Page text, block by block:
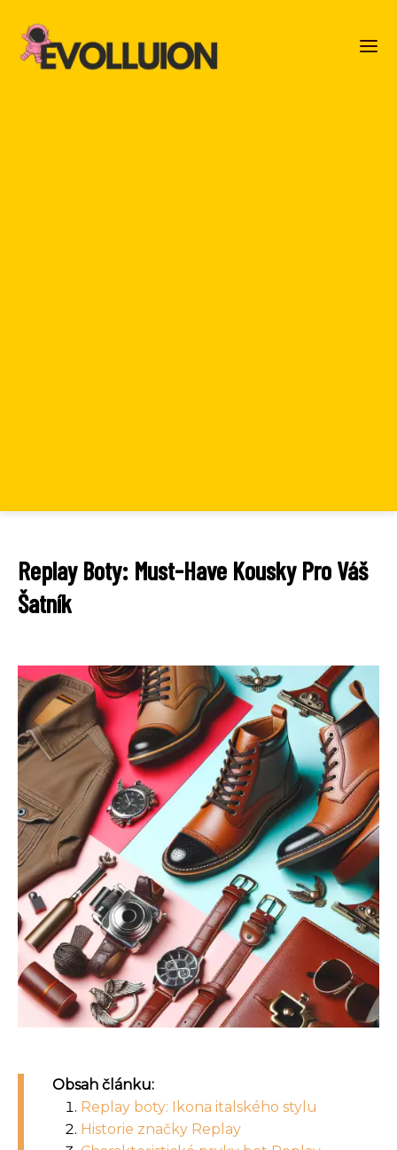
Replay Boty: Must-Have Kousky Pro Váš
Šatník
Obsah článku:
Replay boty: Ikona italského stylu
Historie značky Replay